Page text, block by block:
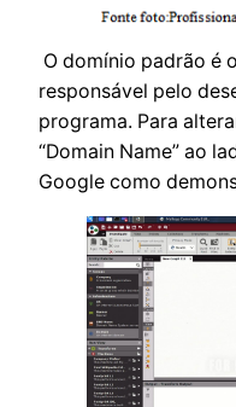
O domínio padrão é
responsável pelo
programa. Para
“Domain Name” ao
Google como